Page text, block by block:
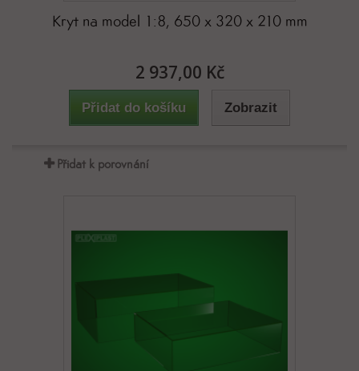
Kryt na model 1:8, 650 x 320 x 210 mm
2 937,00 Kč
Přidat do košíku Zobrazit
Přidat k porovnání